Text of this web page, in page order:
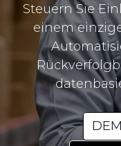
Steuern Sie
einem